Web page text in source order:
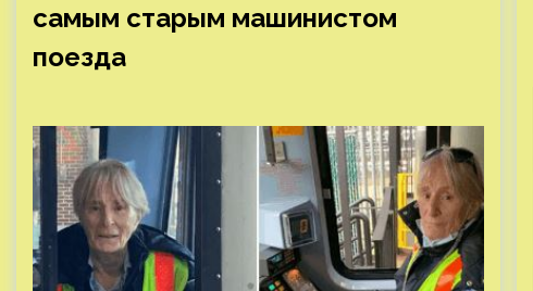
самым старым машинистом
поезда